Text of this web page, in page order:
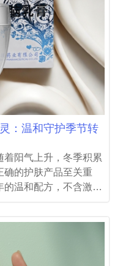
：温和守护季节转
着阳气上升，冬季积累
确的护肤产品至关重
的温和配方，不含激
不适提供可靠的修护方